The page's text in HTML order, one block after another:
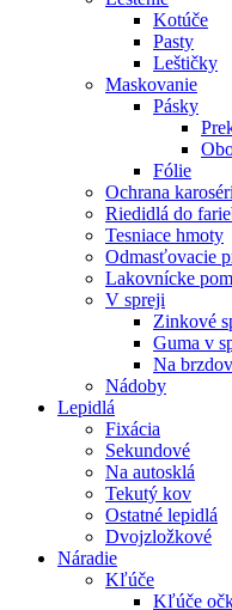
Kotúče
Pasty
Leštičky
Maskovanie
Pásky
Fólie
Ochrana
Riedidlá do
Tesniace hmoty
Odmasťovacie
Lakovnícke
V spreji
Zinkové
Guma v
Na
Nádoby
Lepidlá
Fixácia
Sekundové
Na autosklá
Tekutý kov
Ostatné lepidlá
Dvojzložkové
Náradie
Kľúče
Kľúče